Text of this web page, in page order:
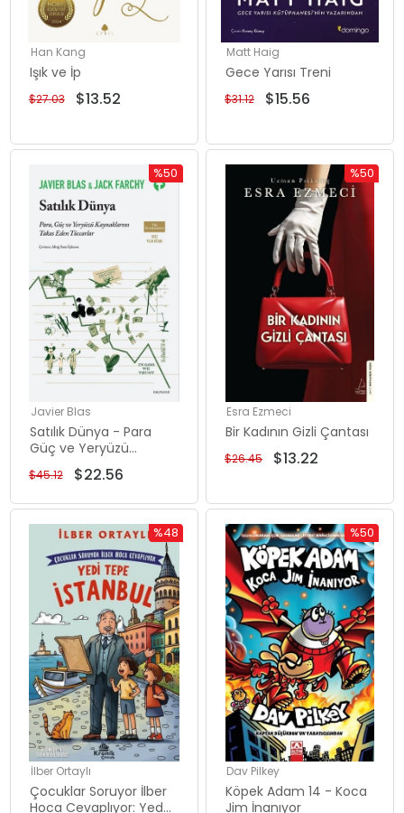
Han Kang
Işık ve İp
$13.52
$27.03
Matt Haig
Gece Yarısı Treni
$15.56
$31.12
Javier Blas
Satılık Dünya - Para
Güç ve Yeryüzü
Kaynaklarını Takas
Eden Tüccarlar
$22.56
$45.12
%50
İndirim
Esra Ezmeci
Bir Kadının Gizli Çantası
$13.22
$26.45
%50
İndirim
İlber Ortaylı
Çocuklar Soruyor İlber
Hoca Cevaplıyor: Yedi
%48
İndirim
%48İndirim
Dav Pilkey
Köpek Adam 14 - Koca
Jim İnanıyor
%50
İndirim